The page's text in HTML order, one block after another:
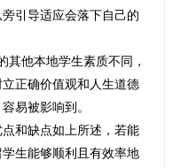
引导适应会落下自己的
其他本地学生素质不同，
正确价值观和人生道德
易被影响到。
和缺点如上所述，若能
生能够顺利且有效率地